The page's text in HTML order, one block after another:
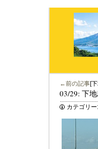
←前の記事[
03/29: 下
カテゴリー: